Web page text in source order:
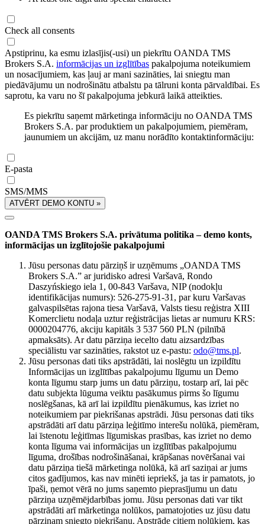
Check all consents
Apstiprinu, ka esmu izlasījis(-usi) un piekrītu OANDA TMS
Brokers S.A. informācijas un izglītības pakalpojuma noteikumiem
un nosacījumiem, kas ļauj ar mani sazināties, lai sniegtu man
piedāvājumu un nodrošinātu atbalstu pa tālruni konta pārvaldībai. Es
saprotu, ka varu no šī pakalpojuma jebkurā laikā atteikties.
Es piekrītu saņemt mārketinga informāciju no OANDA TMS
Brokers S.A. par produktiem un pakalpojumiem, piemēram,
jaunumiem un akcijām, uz manu norādīto kontaktinformāciju:
E-pasta
SMS/MMS
ATVĒRT DEMO KONTU »
OANDA TMS Brokers S.A. privātuma politika – demo konts,
informācijas un izglītojošie pakalpojumi
Jūsu personas datu pārziņš ir uzņēmums „OANDA TMS
Brokers S.A.” ar juridisko adresi Varšavā, Rondo
Daszyńskiego iela 1, 00-843 Varšava, NIP (nodokļu
identifikācijas numurs): 526-275-91-31, par kuru Varšavas
galvaspilsētas rajona tiesa Varšavā, Valsts tiesu reģistra XIII
Komerclietu nodaļa uztur reģistrācijas lietas ar numuru KRS:
0000204776, akciju kapitāls 3 537 560 PLN (pilnībā
apmaksāts). Ar datu pārziņa iecelto datu aizsardzības
speciālistu var sazināties, rakstot uz e-pastu: odo@tms.pl.
Jūsu personas dati tiks apstrādāti, lai noslēgtu un izpildītu
Informācijas un izglītības pakalpojumu līgumu un Demo
konta līgumu starp jums un datu pārziņu, tostarp arī, lai pēc
datu subjekta lūguma veiktu pasākumus pirms šo līgumu
noslēgšanas, kā arī lai izpildītu pienākumus, kas izriet no
noteikumiem par piekrišanas apstrādi. Jūsu personas dati tiks
apstrādāti arī datu pārziņa leģitīmo interešu nolūkā, piemēram,
lai īstenotu leģitīmas līgumiskas prasības, kas izriet no demo
konta līguma vai informācijas un izglītības pakalpojumu
līguma, drošības nodrošināšanai, krāpšanas novēršanai vai
datu pārziņa tiešā mārketinga nolūkā, kā arī saziņai ar jums
citos gadījumos, kas nav minēti iepriekš, ja tas ir pamatots, jo
īpaši, ņemot vērā no jums saņemto pieprasījumu un datu
pārziņa uzņēmējdarbības jomu. Jūsu personas dati var tikt
apstrādāti arī mārketinga nolūkos, pamatojoties uz jūsu datu
pārziņam sniegto piekrišanu. Apstrāde citiem nolūkiem, kas